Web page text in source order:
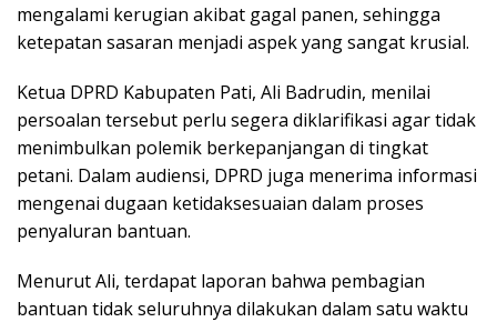
mengalami kerugian akibat gagal panen, sehingga
ketepatan sasaran menjadi aspek yang sangat krusial.
Ketua DPRD Kabupaten Pati, Ali Badrudin, menilai
persoalan tersebut perlu segera diklarifikasi agar tidak
menimbulkan polemik berkepanjangan di tingkat
petani. Dalam audiensi, DPRD juga menerima informasi
mengenai dugaan ketidaksesuaian dalam proses
penyaluran bantuan.
Menurut Ali, terdapat laporan bahwa pembagian
bantuan tidak seluruhnya dilakukan dalam satu waktu